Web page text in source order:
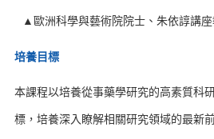
▲歐洲科學與藝術院院士、朱依諄講
培養目標
本課程以培養從事藥學研究的高素質科
標，培養深入瞭解相關研究領域的最新